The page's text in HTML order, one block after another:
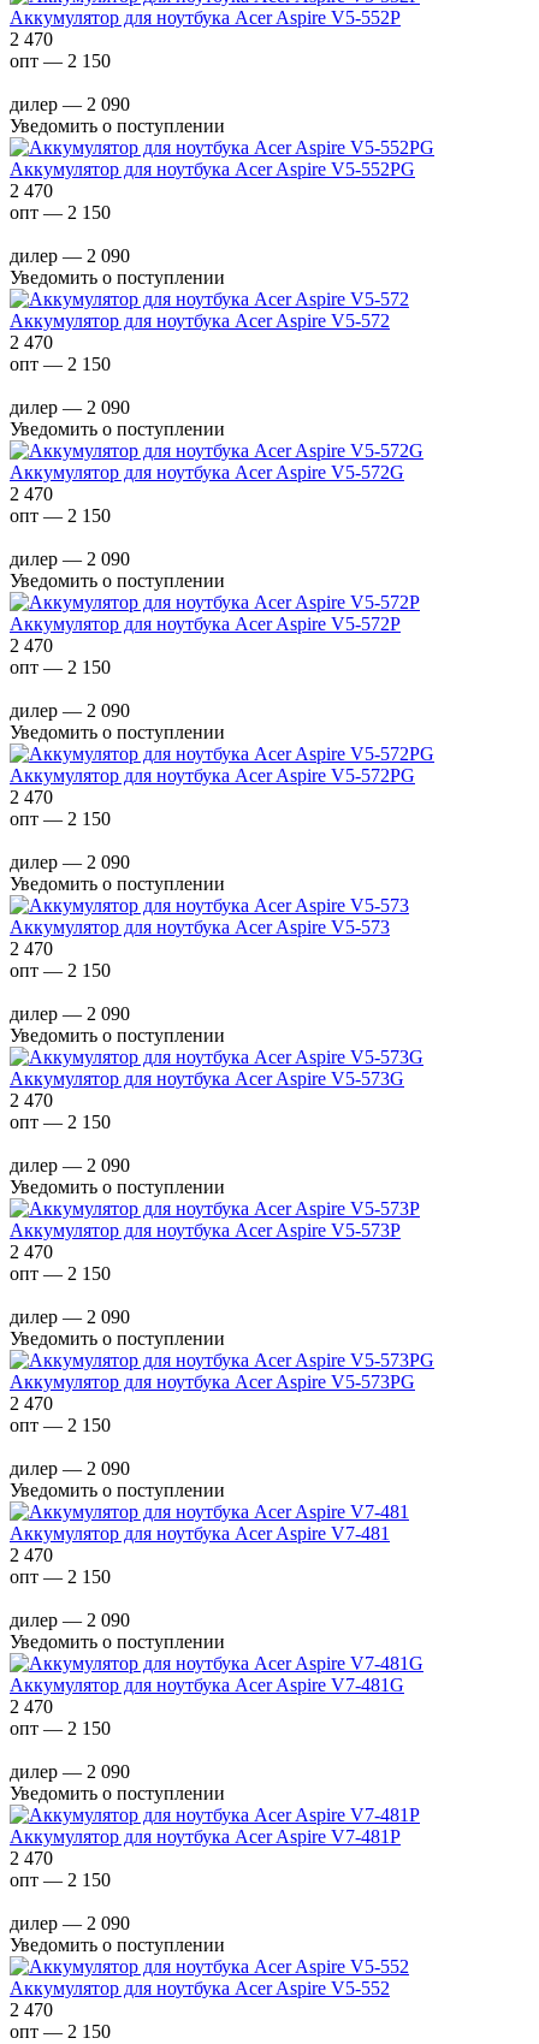
Аккумулятор для ноутбука Acer Aspire V5-552P
2 470
опт — 2 150
дилер — 2 090
Уведомить о поступлении
Аккумулятор для ноутбука Acer Aspire V5-552PG
2 470
опт — 2 150
дилер — 2 090
Уведомить о поступлении
Аккумулятор для ноутбука Acer Aspire V5-572
2 470
опт — 2 150
дилер — 2 090
Уведомить о поступлении
Аккумулятор для ноутбука Acer Aspire V5-572G
2 470
опт — 2 150
дилер — 2 090
Уведомить о поступлении
Аккумулятор для ноутбука Acer Aspire V5-572P
2 470
опт — 2 150
дилер — 2 090
Уведомить о поступлении
Аккумулятор для ноутбука Acer Aspire V5-572PG
2 470
опт — 2 150
дилер — 2 090
Уведомить о поступлении
Аккумулятор для ноутбука Acer Aspire V5-573
2 470
опт — 2 150
дилер — 2 090
Уведомить о поступлении
Аккумулятор для ноутбука Acer Aspire V5-573G
2 470
опт — 2 150
дилер — 2 090
Уведомить о поступлении
Аккумулятор для ноутбука Acer Aspire V5-573P
2 470
опт — 2 150
дилер — 2 090
Уведомить о поступлении
Аккумулятор для ноутбука Acer Aspire V5-573PG
2 470
опт — 2 150
дилер — 2 090
Уведомить о поступлении
Аккумулятор для ноутбука Acer Aspire V7-481
2 470
опт — 2 150
дилер — 2 090
Уведомить о поступлении
Аккумулятор для ноутбука Acer Aspire V7-481G
2 470
опт — 2 150
дилер — 2 090
Уведомить о поступлении
Аккумулятор для ноутбука Acer Aspire V7-481P
2 470
опт — 2 150
дилер — 2 090
Уведомить о поступлении
Аккумулятор для ноутбука Acer Aspire V5-552
2 470
опт — 2 150